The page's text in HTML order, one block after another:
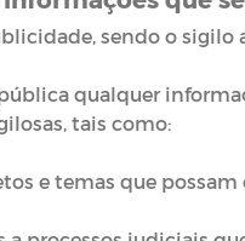
sendo o sigilo
qualquer
tais como:
e temas que